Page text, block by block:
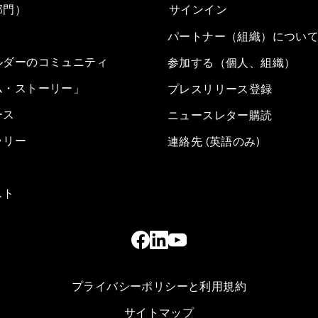
）
ーのコミュニティ
ストーリー」
リー
サインイン
パートナー（組織）につい
参加する（個人、組織）
プレスリリース登録
ニュースレター購読
連絡先 (英語のみ)
プライバシーポリシーと利用規約
サイトマップ